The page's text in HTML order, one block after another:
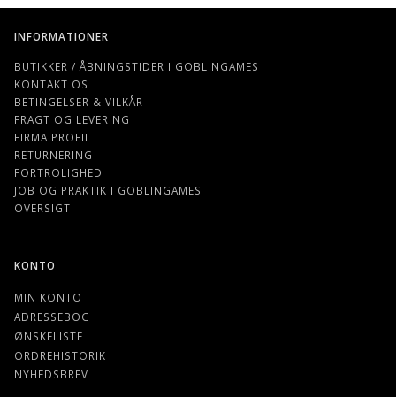
INFORMATIONER
BUTIKKER / ÅBNINGSTIDER I GOBLINGAMES
KONTAKT OS
BETINGELSER & VILKÅR
FRAGT OG LEVERING
FIRMA PROFIL
RETURNERING
FORTROLIGHED
JOB OG PRAKTIK I GOBLINGAMES
OVERSIGT
KONTO
MIN KONTO
ADRESSEBOG
ØNSKELISTE
ORDREHISTORIK
NYHEDSBREV